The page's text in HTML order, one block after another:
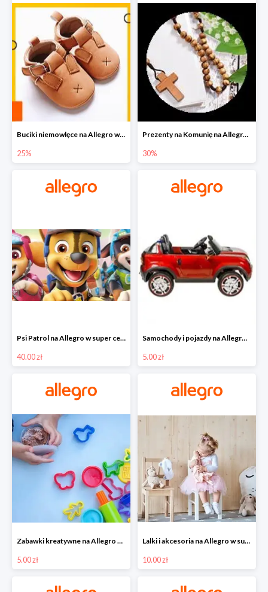
Buciki niemowlęce na Allegro w super cenach
25%
Prezenty na Komunię na Allegro do -30%
30%
Psi Patrol na Allegro w super cenach od 40 zł
40.00 zł
Samochody i pojazdy na Allegro w super cenach od 5 zł
5.00 zł
Zabawki kreatywne na Allegro w super cenach od 5 zł
5.00 zł
Lalki i akcesoria na Allegro w super cenach od 10 zł
10.00 zł